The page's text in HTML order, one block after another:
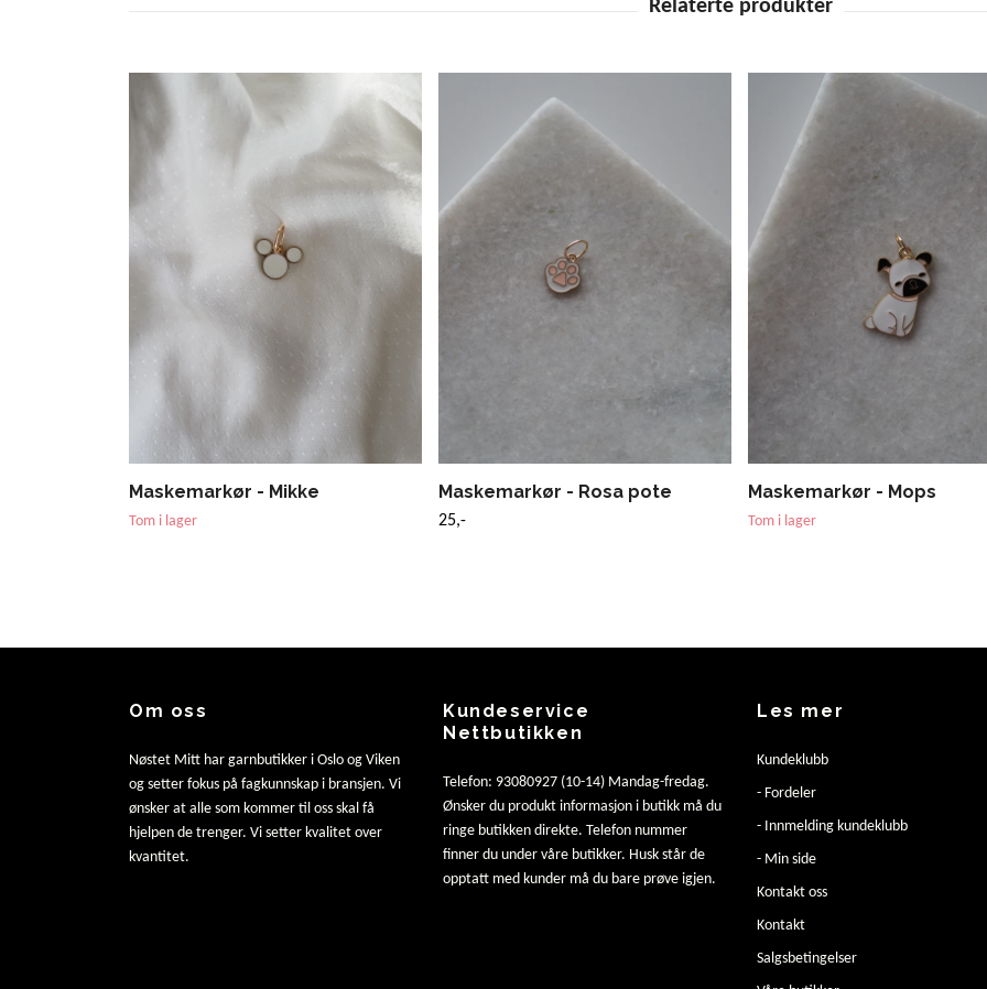
Maskemarkør - Mikke
Tom i lager
Maskemarkør - Rosa pote
25,-
Maskemarkør - Mops
Tom i lager
Om oss
Nøstet Mitt har garnbutikker i Oslo og Viken
og setter fokus på fagkunnskap i bransjen. Vi
ønsker at alle som kommer til oss skal få
hjelpen de trenger. Vi setter kvalitet over
kvantitet.
Kundeservice
Nettbutikken
Telefon: 93080927 (10-14) Mandag-fredag.
Ønsker du produkt informasjon i butikk må du
ringe butikken direkte. Telefon nummer
finner du under våre butikker. Husk står de
opptatt med kunder må du bare prøve igjen.
Les mer
Kundeklubb
- Fordeler
- Innmelding kundeklubb
- Min side
Kontakt oss
Kontakt
Salgsbetingelser